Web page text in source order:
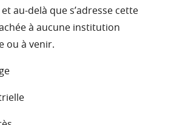
au-delà que s’adresse cette
à aucune institution
ou à venir.